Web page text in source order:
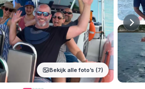
Bekijk alle foto’s (7)